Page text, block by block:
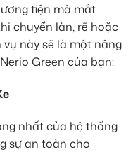
tiện mà mắt
chuyển làn, rẽ hoặc
này sẽ là một nâng
Green của bạn:
nhất của hệ thống
sự an toàn cho